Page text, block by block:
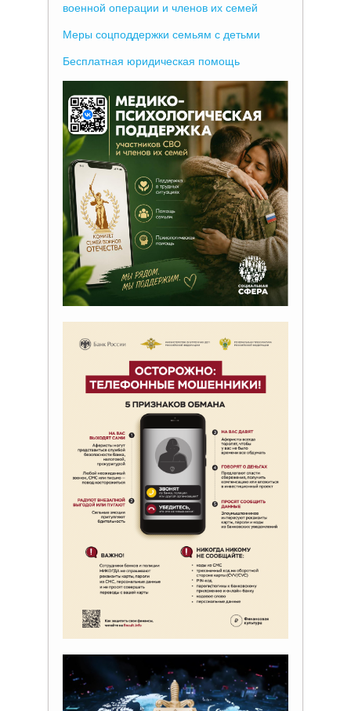
военной операции и членов их семей
Меры соцподдержки семьям с детьми
Бесплатная юридическая помощь